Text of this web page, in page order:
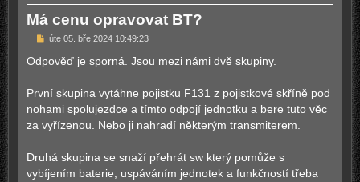
Má cenu opravovat BT?
P
í
ě
v
e
úte 05. bře 2024 10:49:23
Odpověď je sporná. Jsou mezi námi dvě skupiny.
První skupina vytáhne pojistku F131 z pojistkové skříně pod
nohami spolujezdce a tímto odpojí jednotku a bere tuto věc
za vyřízenou. Nebo ji nahradí některým transmiterem.
Druhá skupina se snaží přehrát sw který pomůže s
vybíjením baterie, uspáváním jednotek a funkčností třeba